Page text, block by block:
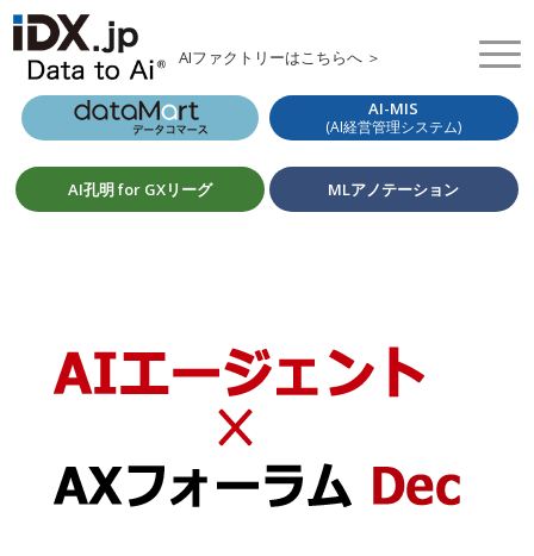
AIファクトリーはこちらへ ＞
AI-MIS
(AI経営管理システム)
AI孔明 for GXリーグ MLアノテーション